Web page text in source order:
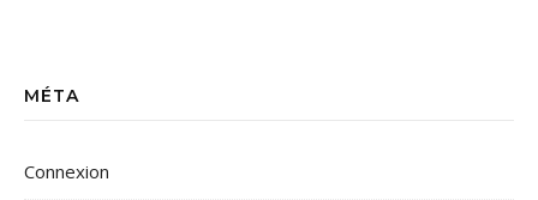
MÉTA
Connexion